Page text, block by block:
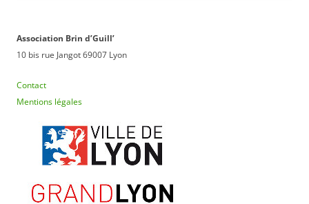
Association Brin d’Guill’
10 bis rue Jangot 69007 Lyon
Contact
Mentions légales